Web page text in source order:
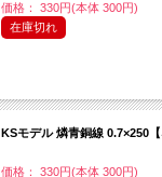
価格： 330円(本体 300円)
在庫切れ
KSモデル 燐青銅線 0.7×250【
価格： 330円(本体 300円)